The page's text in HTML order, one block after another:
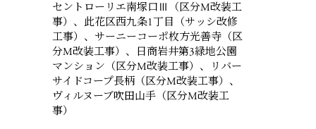
セントローリエ南塚口Ⅲ（区分M改装工
事）、此花区西九条1丁目（サッシ改修
工事）、サーニーコーポ枚方光善寺（区
分M改装工事）、日商岩井第3緑地公園
マンション（区分M改装工事）、リバー
サイドコープ長柄（区分M改装工事）、
ヴィルヌーブ吹田山手（区分M改装工
事）